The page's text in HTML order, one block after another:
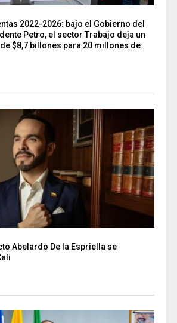
2022-2026: bajo el Gobierno del
Petro, el sector Trabajo deja un
$8,7 billones para 20 millones de
Abelardo De la Espriella se